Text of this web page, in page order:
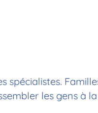
spécialistes.
les gens à